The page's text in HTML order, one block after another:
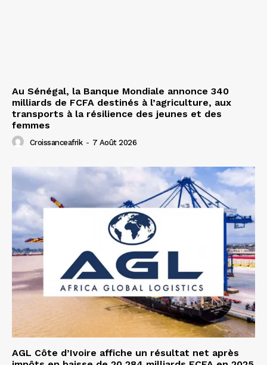
Au Sénégal, la Banque Mondiale annonce 340
milliards de FCFA destinés à l’agriculture, aux
transports à la résilience des jeunes et des
femmes
Croissanceafrik - 7 Août 2026
AGL Côte d’Ivoire affiche un résultat net après